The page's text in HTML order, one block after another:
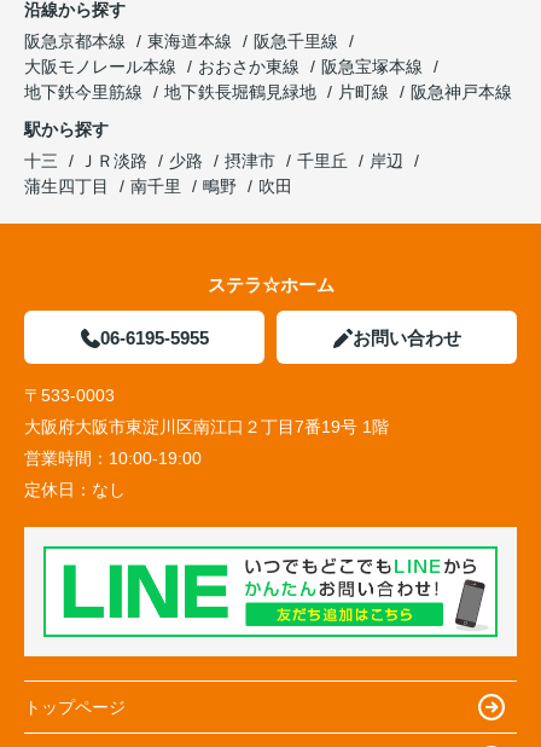
沿線から探す
阪急京都本線
東海道本線
阪急千里線
大阪モノレール本線
おおさか東線
阪急宝塚本線
地下鉄今里筋線
地下鉄長堀鶴見緑地 片町線
阪急神戸本線
駅から探す
十三
ＪＲ淡路 少路 摂津市 千里丘
岸辺
蒲生四丁目
南千里 鴫野 吹田
ステラ☆ホーム
06-6195-5955 お問い合わせ
〒533-0003
大阪府大阪市東淀川区南江口２丁目7番19号 1階
営業時間： 10:00-19:00
定休日： なし
トップページ